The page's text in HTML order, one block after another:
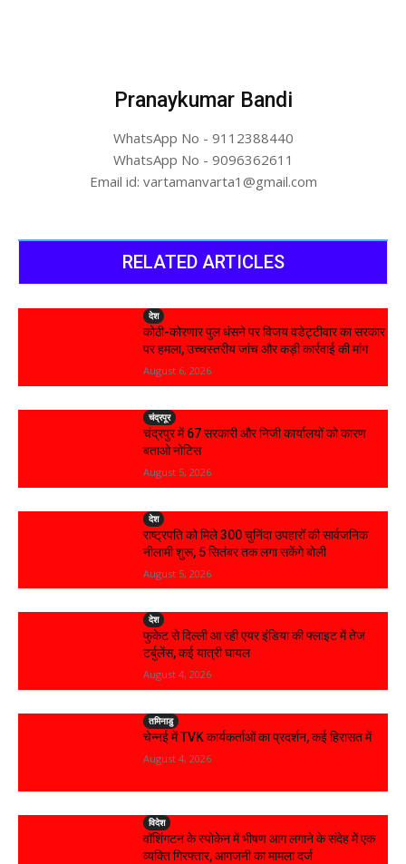
Pranaykumar Bandi
WhatsApp No - 9112388440
WhatsApp No - 9096362611
Email id: vartamanvarta1@gmail.com
RELATED ARTICLES
देश
कोठी-कोरणार पुल धंसने पर विजय वडेट्टीवार का सरकार
पर हमला, उच्चस्तरीय जांच और कड़ी कार्रवाई की मांग
August 6, 2026
चंद्रपूर
चंद्रपुर में 67 सरकारी और निजी कार्यालयों को कारण
बताओ नोटिस
August 5, 2026
देश
राष्ट्रपति को मिले 300 चुनिंदा उपहारों की सार्वजनिक
नीलामी शुरू, 5 सितंबर तक लगा सकेंगे बोली
August 5, 2026
देश
फुकेट से दिल्ली आ रही एयर इंडिया की फ्लाइट में तेज
टर्बुलेंस, कई यात्री घायल
August 4, 2026
तमिनाडु
चेन्नई में TVK कार्यकर्ताओं का प्रदर्शन, कई हिरासत में
August 4, 2026
विदेश
वॉशिंगटन के स्पोकेन में भीषण आग लगाने के संदेह में एक
व्यक्ति गिरफ्तार, आगजनी का मामला दर्ज